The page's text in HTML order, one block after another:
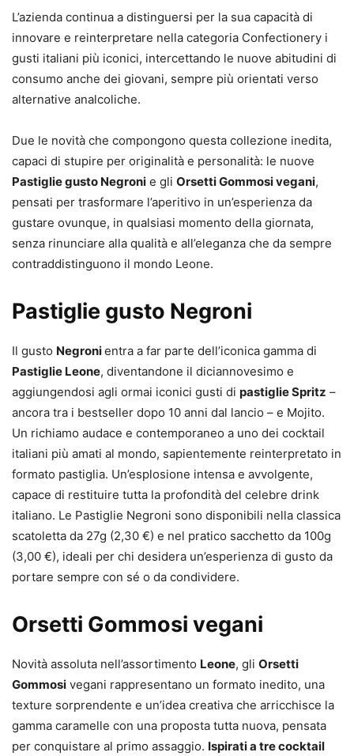
L’azienda continua a distinguersi per la sua capacità di
innovare e reinterpretare nella categoria Confectionery i
gusti italiani più iconici, intercettando le nuove abitudini di
consumo anche dei giovani, sempre più orientati verso
alternative analcoliche.
Due le novità che compongono questa collezione inedita,
capaci di stupire per originalità e personalità: le nuove
Pastiglie gusto Negroni e gli Orsetti Gommosi vegani,
pensati per trasformare l’aperitivo in un’esperienza da
gustare ovunque, in qualsiasi momento della giornata,
senza rinunciare alla qualità e all’eleganza che da sempre
contraddistinguono il mondo Leone.
Pastiglie gusto Negroni
Il gusto Negronientra a far parte dell’iconica gamma di
Pastiglie Leone, diventandone il diciannovesimo e
aggiungendosi agli ormai iconici gusti di pastiglie Spritz –
ancora tra i bestseller dopo 10 anni dal lancio – e Mojito.
Un richiamo audace e contemporaneo a uno dei cocktail
italiani più amati al mondo, sapientemente reinterpretato in
formato pastiglia. Un’esplosione intensa e avvolgente,
capace di restituire tutta la profondità del celebre drink
italiano. Le Pastiglie Negroni sono disponibili nella classica
scatoletta da 27g (2,30 €) e nel pratico sacchetto da 100g
(3,00 €), ideali per chi desidera un’esperienza di gusto da
portare sempre con sé o da condividere.
Orsetti Gommosi vegani
Novità assoluta nell’assortimento Leone, gli Orsetti
Gommosi vegani rappresentano un formato inedito, una
texture sorprendente e un’idea creativa che arricchisce la
gamma caramelle con una proposta tutta nuova, pensata
per conquistare al primo assaggio. Ispirati a tre cocktail